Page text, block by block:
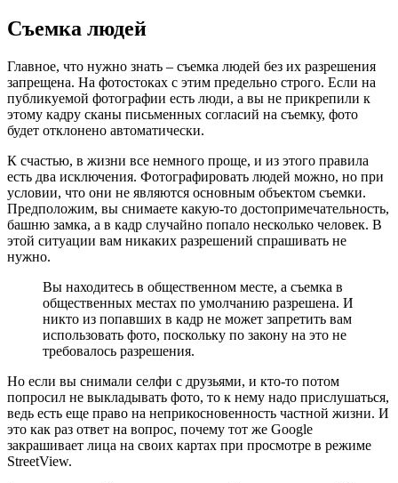
Съемка людей
Главное, что нужно знать – съемка людей без их разрешения
запрещена. На фотостоках с этим предельно строго. Если на
публикуемой фотографии есть люди, а вы не прикрепили к
этому кадру сканы письменных согласий на съемку, фото
будет отклонено автоматически.
К счастью, в жизни все немного проще, и из этого правила
есть два исключения. Фотографировать людей можно, но при
условии, что они не являются основным объектом съемки.
Предположим, вы снимаете какую-то достопримечательность,
башню замка, а в кадр случайно попало несколько человек. В
этой ситуации вам никаких разрешений спрашивать не
нужно.
Вы находитесь в общественном месте, а съемка в
общественных местах по умолчанию разрешена. И
никто из попавших в кадр не может запретить вам
использовать фото, поскольку по закону на это не
требовалось разрешения.
Но если вы снимали селфи с друзьями, и кто-то потом
попросил не выкладывать фото, то к нему надо прислушаться,
ведь есть еще право на неприкосновенность частной жизни. И
это как раз ответ на вопрос, почему тот же Google
закрашивает лица на своих картах при просмотре в режиме
StreetView.